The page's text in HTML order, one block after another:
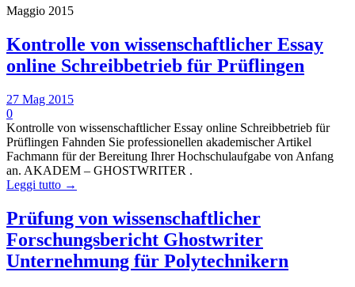
Maggio 2015
Kontrolle von wissenschaftlicher Essay
online Schreibbetrieb für Prüflingen
27 Mag 2015
0
Kontrolle von wissenschaftlicher Essay online Schreibbetrieb für
Prüflingen Fahnden Sie professionellen akademischer Artikel
Fachmann für der Bereitung Ihrer Hochschulaufgabe von Anfang
an. AKADEM – GHOSTWRITER .
Leggi tutto →
Prüfung von wissenschaftlicher
Forschungsbericht Ghostwriter
Unternehmung für Polytechnikern